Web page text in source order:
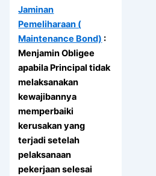
Jaminan
Pemeliharaan (
Maintenance Bond) :
Menjamin Obligee
apabila Principal tidak
melaksanakan
kewajibannya
memperbaiki
kerusakan yang
terjadi setelah
pelaksanaan
pekerjaan selesai